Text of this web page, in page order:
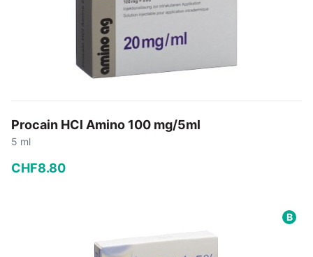
Procain HCl Amino 100 mg/5ml
5 ml
CHF8.80
In den Warenkorb
B